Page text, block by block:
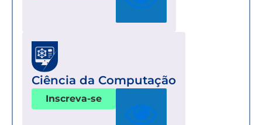
Ciência da Computação
Inscreva-se